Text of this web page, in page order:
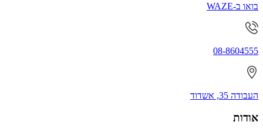
בואו ב-WAZE
08-8604555
העבודה 35, אשדוד
אודות